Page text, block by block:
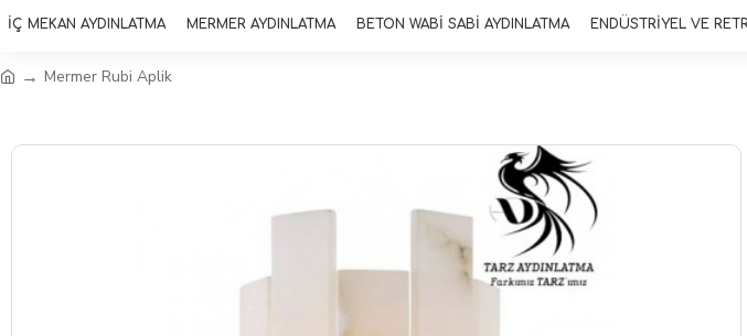
İÇ MEKAN AYDINLATMA MERMER AYDINLATMA BETON WABİ SABİ AYDINLATMA ENDÜSTRİYEL VE
Mermer Rubi Aplik